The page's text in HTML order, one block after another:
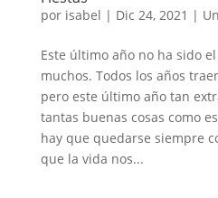
por isabel | Dic 24, 2021 |
Este último año no ha sido
muchos. Todos los años
pero este último año tan
tantas buenas cosas como
hay que quedarse siempre
que la vida nos...